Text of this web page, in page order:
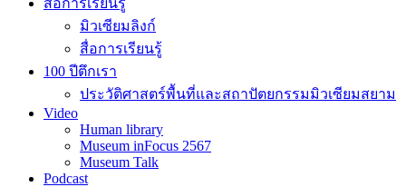
มิวเซียมลิงก์
สื่อการเรียนรู้
100 ปีตึกเรา
ประวัติศาสตร์พื้นที่และสถาปัตยกรรมมิวเซียมสยาม
Video
Human library
Museum inFocus 2567
Museum Talk
Podcast